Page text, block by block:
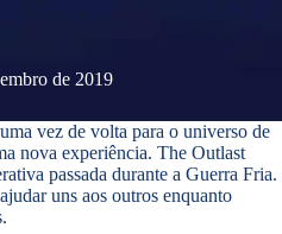
de 2019
vez de volta para o universo de
nova experiência. The Outlast
passada durante a Guerra Fria.
uns aos outros enquanto